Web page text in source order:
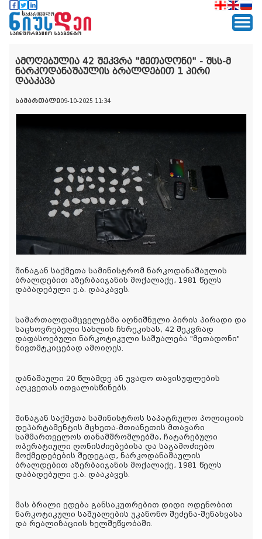
ამოღებულია 42 შეკვრა "მეთადონი" - შსს-მ
ნარკოდანაშაულის ბრალდებით 1 პირი
დააკავა
სამართალი09-10-2025 11:34
შინაგან საქმეთა სამინისტრომ ნარკოდანაშაულის
ბრალდებით აზერბაიჯანის მოქალაქე, 1981 წელს
დაბადებული ე.ა. დააკავეს.
სამართალდამცველებმა აღნიშნული პირის პირადი და
საცხოვრებელი სახლის ჩხრეკისას, 42 შეკვრად
დაფასოებული ნარკოტიკული საშუალება "მეთადონი"
ნივთმტკიცებად ამოიღეს.
დანაშაული 20 წლამდე ან უვადო თავისუფლების
აღკვეთას ითვალისწინებს.
შინაგან საქმეთა სამინისტროს საპატრულო პოლიციის
დეპარტამენტის მცხეთა-მთიანეთის მთავარი
სამმართველოს თანამშრომლებმა, ჩატარებული
ოპერატიული ღონისძიებებისა და საგამოძიებო
მოქმედებების შედეგად, ნარკოდანაშაულის
ბრალდებით აზერბაიჯანის მოქალაქე, 1981 წელს
დაბადებული ე.ა. დააკავეს.
მას ბრალი ედება განსაკუთრებით დიდი ოდენობით
ნარკოტიკული საშუალების უკანონო შეძენა-შენახვასა
და რეალიზაციის ხელშეწყობაში.